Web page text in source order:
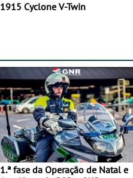
1915 Cyclone V-Twin
1.ª fase da Operação de Natal e